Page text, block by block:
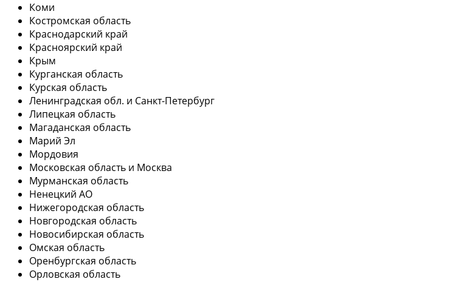
Коми
Костромская область
Краснодарский край
Красноярский край
Крым
Курганская область
Курская область
Ленинградская обл. и Санкт-Петербург
Липецкая область
Магаданская область
Марий Эл
Мордовия
Московская область и Москва
Мурманская область
Ненецкий АО
Нижегородская область
Новгородская область
Новосибирская область
Омская область
Оренбургская область
Орловская область